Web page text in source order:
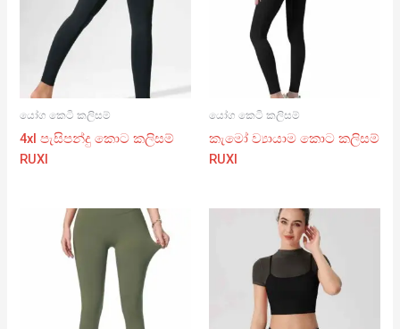
යෝග කෙටි කලිසම්
4xl පැසිපන්දු කොට කලිසම්
RUXI
යෝග කෙටි කලිසම්
කැමෝ ව්‍යායාම කොට කලිසම්
RUXI